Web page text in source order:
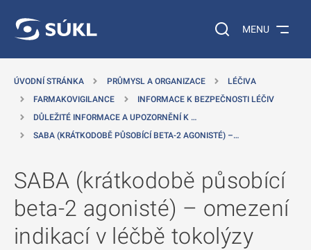
Vyhledávání na
MENU
ÚVODNÍ STRÁNKA PRŮMYSL A ORGANIZACE
LÉČIVA
FARMAKOVIGILANCE
INFORMACE K BEZPEČNOSTI LÉČIV
DŮLEŽITÉ INFORMACE A UPOZORNĚNÍ K …
SABA (KRÁTKODOBĚ PŮSOBÍCÍ BETA-2 AGONISTÉ) –…
SABA (krátkodobě působící
beta-2 agonisté) – omezení
indikací v léčbě tokolýzy